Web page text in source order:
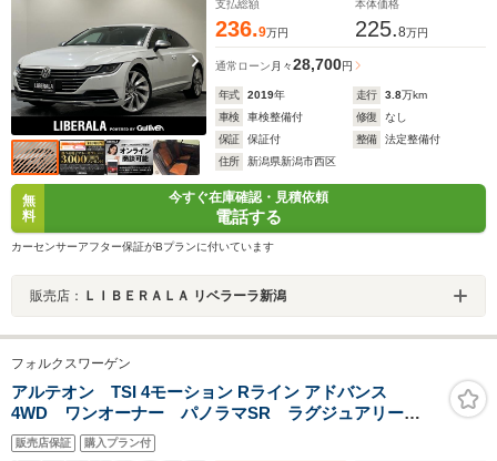
ューカメラ フロントシートヒーター ドラレコ
支払総額
236.9万円
本体価格
225.8万円
通常ローン 月々28,700円
年式 2019年 走行 3.8万km
車検
車検整備付 修復
なし
保証
保証付 整備
法定整備付
住所
新潟県新潟市西区
無
料
今すぐ在庫確認・見積依頼
電話する
カーセンサーアフター保証がBプランに付いています
販売店： ＬＩＢＥＲＡＬＡ リベラーラ新潟
フォルクスワーゲン
アルテオン TSI 4モーション Rライン アドバンス
4WD ワンオーナー パノラマSR ラグジュアリー
PKG ヘッドアップディスプレイ DYNAUDIOプレミア
ムサウンド ブラックレザー サラウンドビュー フル
販売店保証 購入プラン付